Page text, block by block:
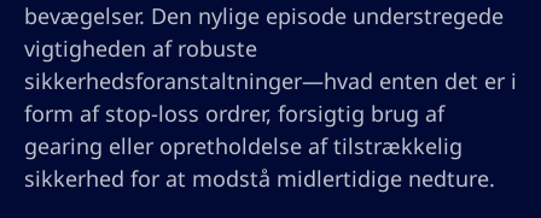
bevægelser. Den nylige episode understregede
vigtigheden af robuste
sikkerhedsforanstaltninger—hvad enten det er i
form af stop-loss ordrer, forsigtig brug af
gearing eller opretholdelse af tilstrækkelig
sikkerhed for at modstå midlertidige nedture.